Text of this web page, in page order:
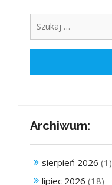
Archiwum:
sierpień 2026 (1)
lipiec 2026 (18)